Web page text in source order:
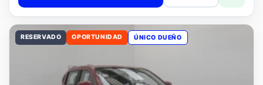
+ Comparar
RESERVADO OPORTUNIDAD